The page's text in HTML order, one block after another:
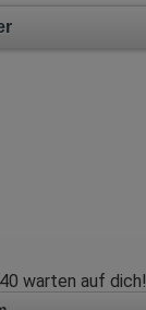
warten auf dich!